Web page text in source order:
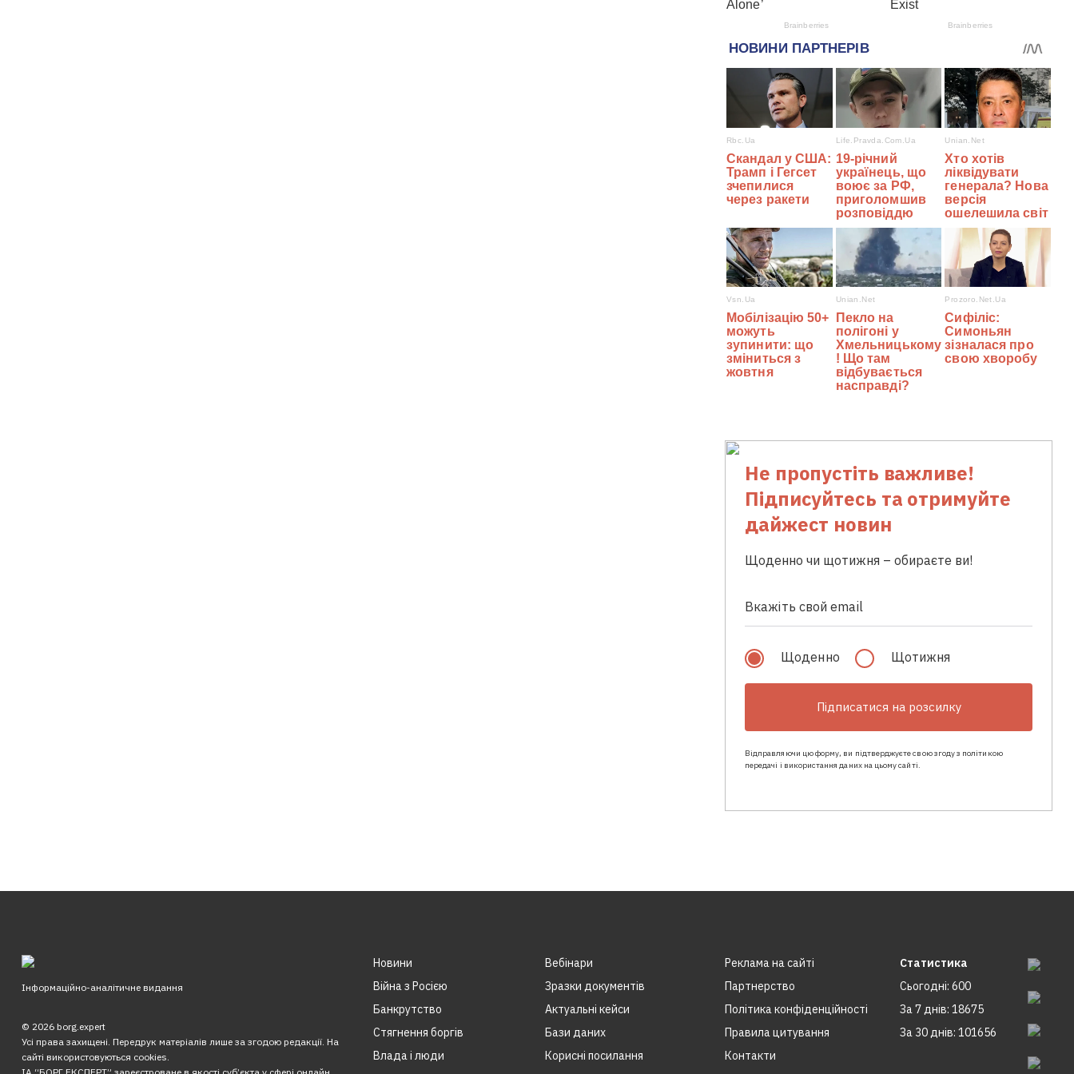
Не пропустіть важливе!
Підписуйтесь та отримуйте
дайжест новин
Щоденно чи щотижня – обираєте ви!
Щоденно Щотижня
Підписатися на розсилку
Відправляючи цю форму, ви підтверджуєте свою згоду з політикою
передачі і використання даних на цьому сайті.
Інформаційно-аналітичне видання
© 2026 borg.expert
Усі права захищені. Передрук матеріалів лише за згодою редакції. На
сайті використовуються cookies.
Новини
Війна з Росією
Банкрутство
Стягнення боргiв
Влада i люди
Вебінари
Зразки документів
Актуальні кейси
Бази даних
Корисні посилання
Реклама на сайтi
Партнерство
Політика конфіденційності
Правила цитування
Контакти
Статистика
Сьогодні: 600
За 7 днів: 18675
За 30 днів: 101656